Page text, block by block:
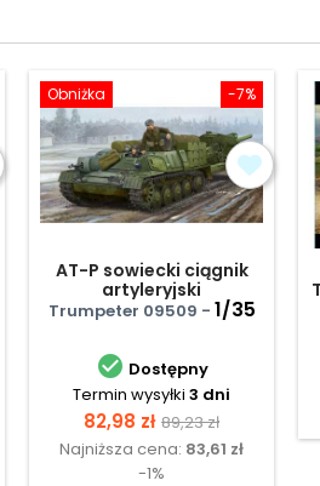
-7%
Obniżka
AT-P sowiecki ciągnik
artyleryjski
Trumpeter 09509 - 1/35
 Dostępny
Termin wysyłki 3 dni
Cena
82,98 zł Cena
podstawowa
89,23 zł
Najniższa cena: 83,61 zł
-1%